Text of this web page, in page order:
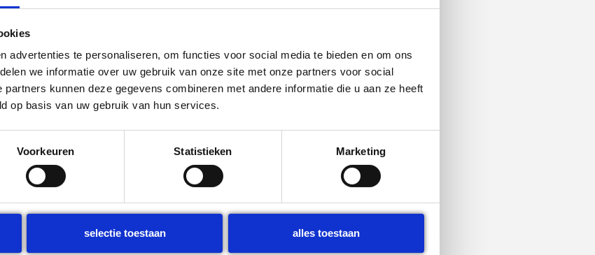
advertenties te personaliseren, om functies voor social media te bieden en om ons
we informatie over uw gebruik van onze site met onze partners voor social
kunnen deze gegevens combineren met andere informatie die u aan ze heeft
op basis van uw gebruik van hun services.
Voorkeuren Statistieken Marketing
selectie toestaan alles toestaan